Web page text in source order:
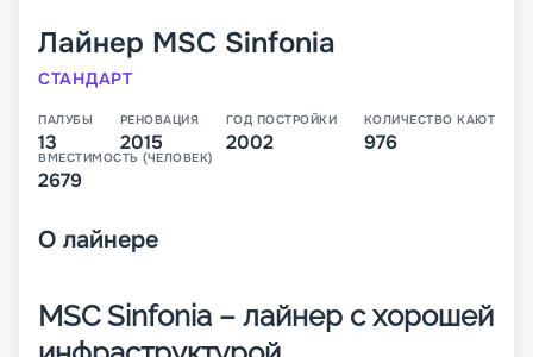
Лайнер MSC Sinfonia
СТАНДАРТ
ПАЛУБЫ
13
РЕНОВАЦИЯ
2015
ГОД ПОСТРОЙКИ
2002
КОЛИЧЕСТВО КАЮТ
976
ВМЕСТИМОСТЬ (ЧЕЛОВЕК)
2679
О лайнере
MSC Sinfonia – лайнер с хорошей